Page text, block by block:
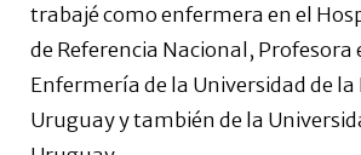
trabajé como enfermera en el
de Referencia Nacional, Profesora
Enfermería de la Universidad de la
Uruguay y también de la